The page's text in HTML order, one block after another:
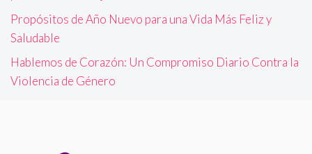
Propósitos de Año Nuevo para una Vida Más Feliz y
Saludable
Hablemos de Corazón: Un Compromiso Diario Contra la
Violencia de Género